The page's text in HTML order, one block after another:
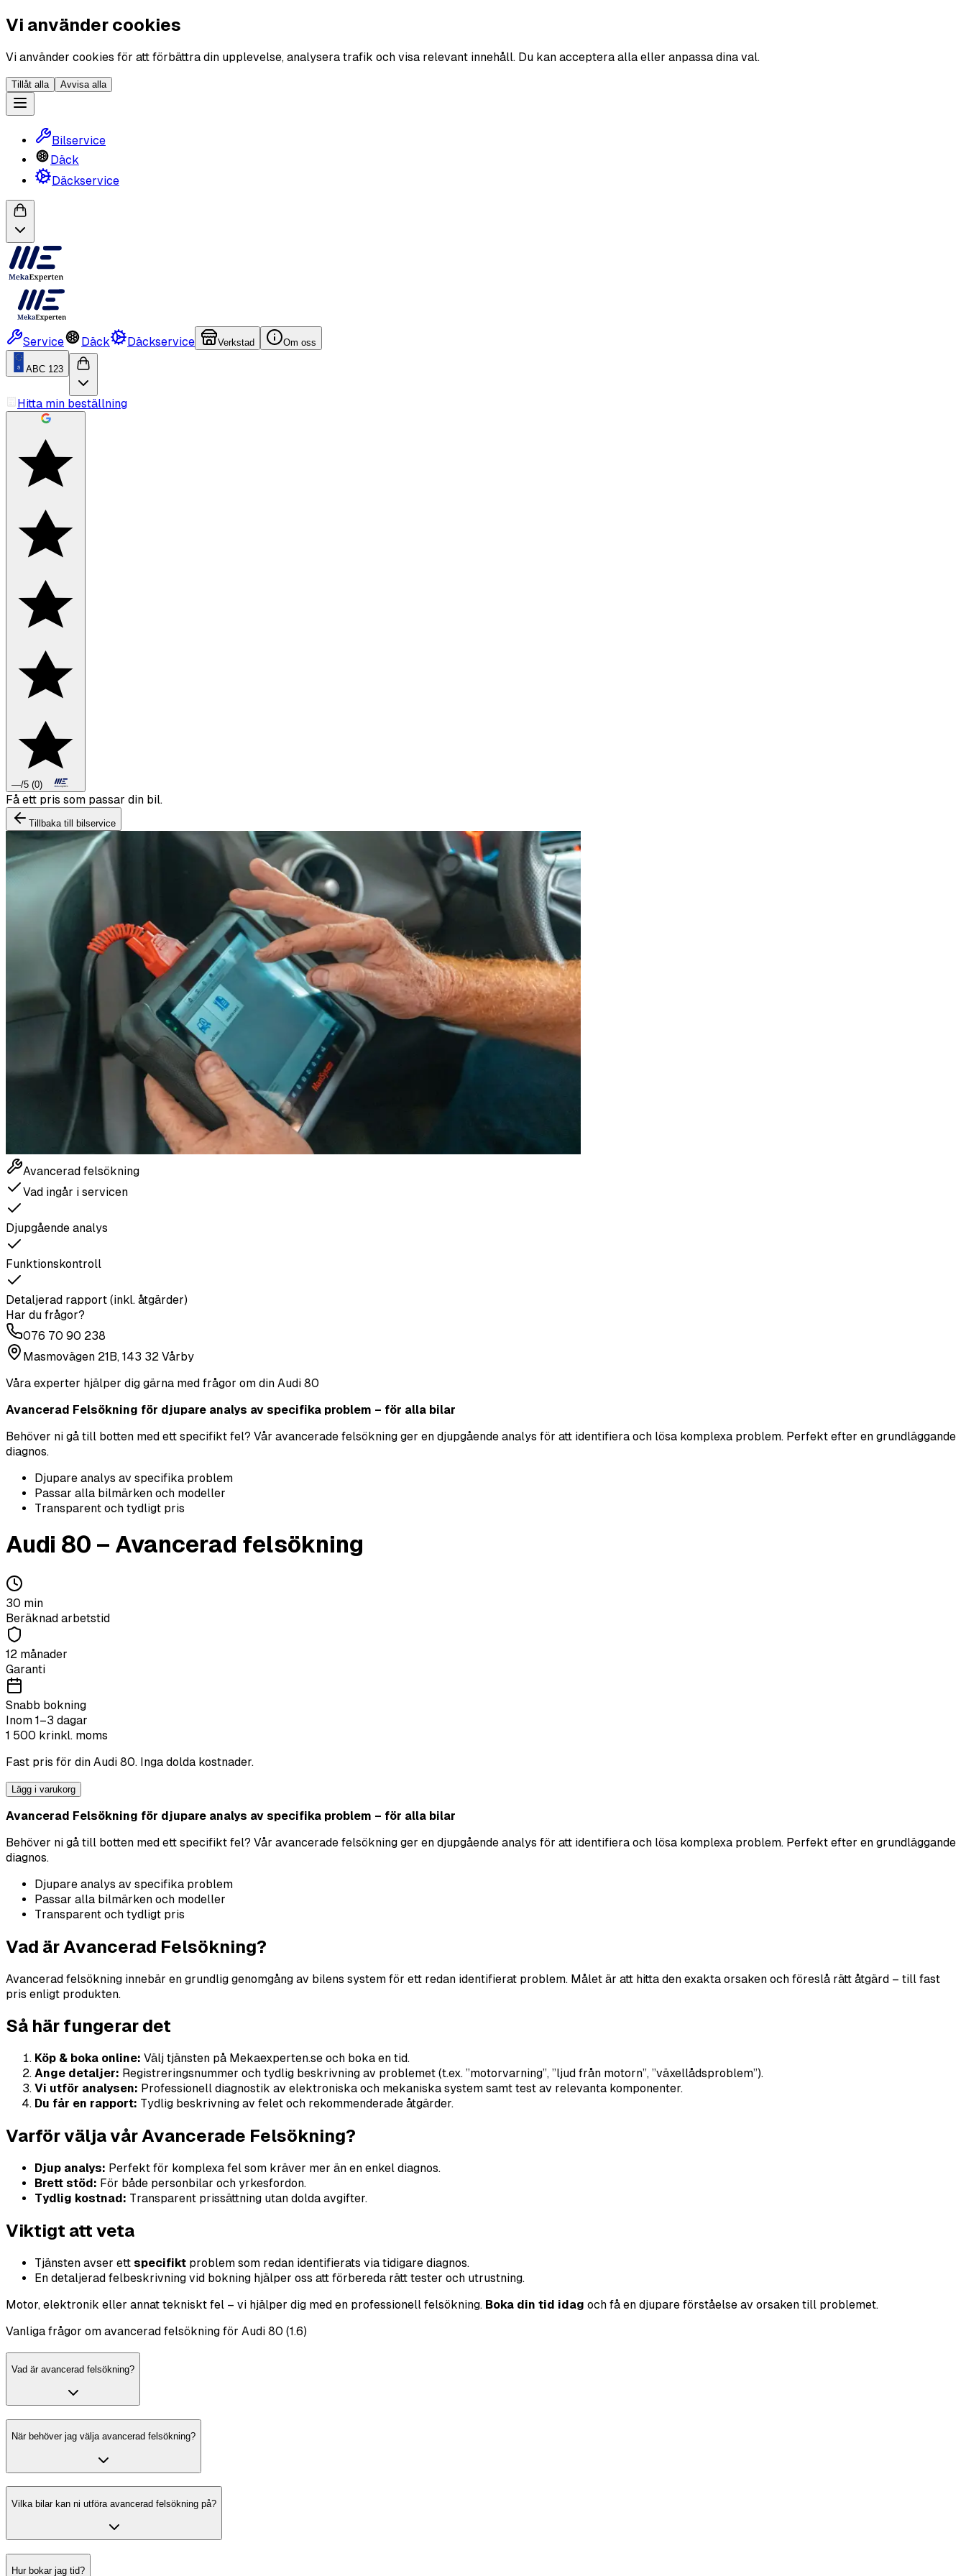
Vi använder cookies
Vi använder cookies för att förbättra din upplevelse, analysera trafik och visa relevant innehåll. Du kan acceptera alla eller anpassa dina val.
Tillåt alla Avvisa alla
Bilservice
Däck
Däckservice
Service Däck Däckservice Verkstad Om oss
ABC 123
Hitta min beställning
—/5 (0)
Boka däckbyte eller montering inför vintern.
Tillbaka till bilservice
Avancerad felsökning
Vad ingår i servicen
Djupgående analys
Funktionskontroll
Detaljerad rapport (inkl. åtgärder)
Har du frågor?
076 70 90 238
Masmovägen 21B, 143 32 Vårby
Våra experter hjälper dig gärna med frågor om din Audi 80
Avancerad Felsökning för djupare analys av specifika problem – för alla bilar
Behöver ni gå till botten med ett specifikt fel? Vår avancerade felsökning ger en djupgående analys för att identifiera och lösa komplexa problem. Perfekt efter en grundläggande
diagnos.
Djupare analys av specifika problem
Passar alla bilmärken och modeller
Transparent och tydligt pris
Audi 80 – Avancerad felsökning
30 min
Beräknad arbetstid
12 månader
Garanti
Snabb bokning
Inom 1–3 dagar
1 500 krinkl. moms
Fast pris för din Audi 80. Inga dolda kostnader.
Lägg i varukorg
Avancerad Felsökning för djupare analys av specifika problem – för alla bilar
Behöver ni gå till botten med ett specifikt fel? Vår avancerade felsökning ger en djupgående analys för att identifiera och lösa komplexa problem. Perfekt efter en grundläggande
diagnos.
Djupare analys av specifika problem
Passar alla bilmärken och modeller
Transparent och tydligt pris
Vad är Avancerad Felsökning?
Avancerad felsökning innebär en grundlig genomgång av bilens system för ett redan identifierat problem. Målet är att hitta den exakta orsaken och föreslå rätt åtgärd – till fast
pris enligt produkten.
Så här fungerar det
Köp & boka online: Välj tjänsten på Mekaexperten.se och boka en tid.
Ange detaljer: Registreringsnummer och tydlig beskrivning av problemet (t.ex. ”motorvarning”, ”ljud från motorn”, ”växellådsproblem”).
Vi utför analysen: Professionell diagnostik av elektroniska och mekaniska system samt test av relevanta komponenter.
Du får en rapport: Tydlig beskrivning av felet och rekommenderade åtgärder.
Varför välja vår Avancerade Felsökning?
Djup analys: Perfekt för komplexa fel som kräver mer än en enkel diagnos.
Brett stöd: För både personbilar och yrkesfordon.
Tydlig kostnad: Transparent prissättning utan dolda avgifter.
Viktigt att veta
Tjänsten avser ett specifikt problem som redan identifierats via tidigare diagnos.
En detaljerad felbeskrivning vid bokning hjälper oss att förbereda rätt tester och utrustning.
Motor, elektronik eller annat tekniskt fel – vi hjälper dig med en professionell felsökning. Boka din tid idag och få en djupare förståelse av orsaken till problemet.
Vanliga frågor om avancerad felsökning för Audi 80 (1.6)
Vad är avancerad felsökning?
När behöver jag välja avancerad felsökning?
Vilka bilar kan ni utföra avancerad felsökning på?
Hur bokar jag tid?